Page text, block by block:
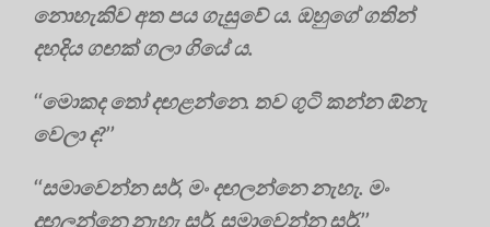
නොහැකිව අත පය ගැසුවේ ය. ඔහුගේ ගතින්
දහදිය ගඟක් ගලා ගියේ ය.
‘‘මොකද තෝ දඟළන්නෙ. තව ගුටි කන්න ඕනැ
වෙලා ද?’’
‘‘සමාවෙන්න සර්, මං දඟලන්නෙ නැහැ. මං
දඟලන්නෙ නැහැ සර්. සමාවෙන්න සර්.’’